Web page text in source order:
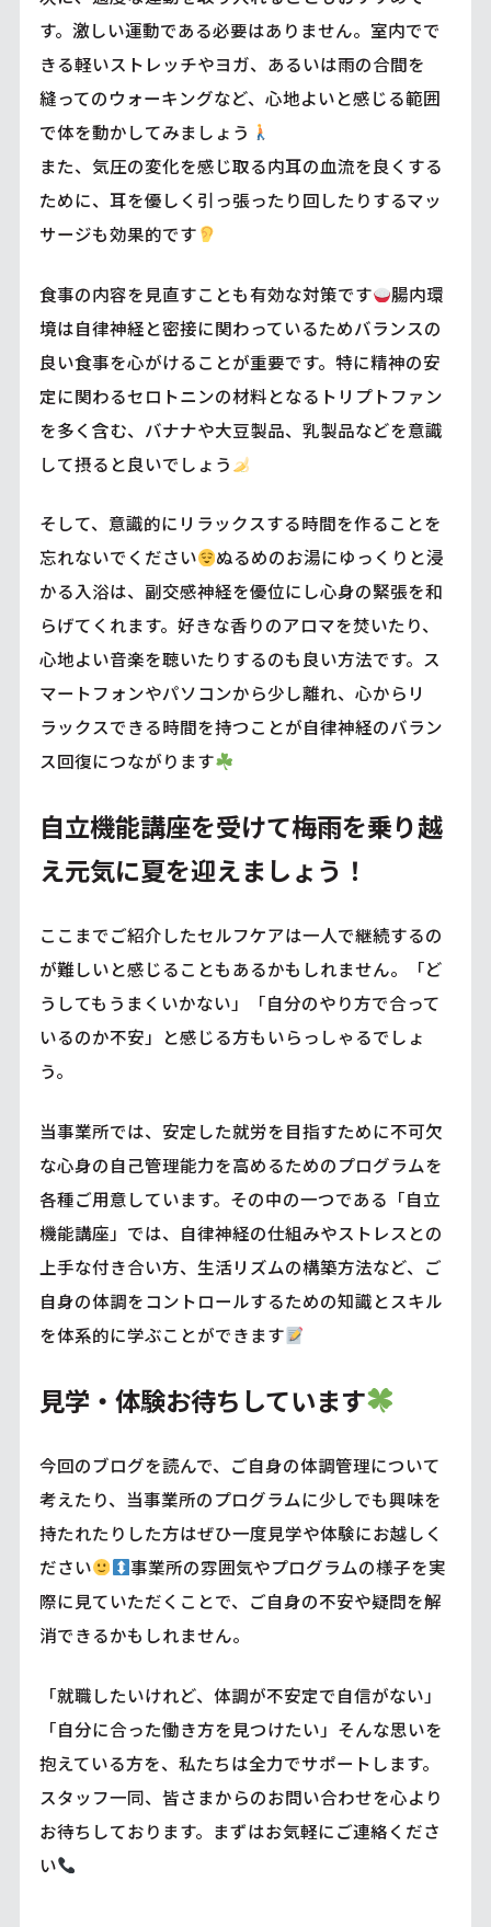
す。激しい運動である必要はありません。室内でで
きる軽いストレッチやヨガ、あるいは雨の合間を
縫ってのウォーキングなど、心地よいと感じる範囲
で体を動かしてみましょう
また、気圧の変化を感じ取る内耳の血流を良くする
ために、耳を優しく引っ張ったり回したりするマッ
サージも効果的です
食事の内容を見直すことも有効な対策です
腸内環
境は自律神経と密接に関わっているためバランスの
良い食事を心がけることが重要です。特に精神の安
定に関わるセロトニンの材料となるトリプトファン
を多く含む、バナナや大豆製品、乳製品などを意識
して摂ると良いでしょう
そして、意識的にリラックスする時間を作ることを
忘れないでください
ぬるめのお湯にゆっくりと浸
かる入浴は、副交感神経を優位にし心身の緊張を和
らげてくれます。好きな香りのアロマを焚いたり、
心地よい音楽を聴いたりするのも良い方法です。ス
マートフォンやパソコンから少し離れ、心からリ
ラックスできる時間を持つことが自律神経のバラン
ス回復につながります
自立機能講座を受けて梅雨を乗り越
え元気に夏を迎えましょう！
ここまでご紹介したセルフケアは一人で継続するの
が難しいと感じることもあるかもしれません。「ど
うしてもうまくいかない」「自分のやり方で合って
いるのか不安」と感じる方もいらっしゃるでしょ
う。
当事業所では、安定した就労を目指すために不可欠
な心身の自己管理能力を高めるためのプログラムを
各種ご用意しています。その中の一つである「自立
機能講座」では、自律神経の仕組みやストレスとの
上手な付き合い方、生活リズムの構築方法など、ご
自身の体調をコントロールするための知識とスキル
を体系的に学ぶことができます
見学・体験お待ちしています
今回のブログを読んで、ご自身の体調管理について
考えたり、当事業所のプログラムに少しでも興味を
持たれたりした方はぜひ一度見学や体験にお越しく
ださい
事業所の雰囲気やプログラムの様子を実
際に見ていただくことで、ご自身の不安や疑問を解
消できるかもしれません。
「就職したいけれど、体調が不安定で自信がない」
「自分に合った働き方を見つけたい」そんな思いを
抱えている方を、私たちは全力でサポートします。
スタッフ一同、皆さまからのお問い合わせを心より
お待ちしております。まずはお気軽にご連絡くださ
い